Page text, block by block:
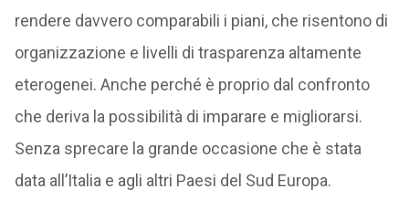
rendere davvero comparabili i piani, che risentono di
organizzazione e livelli di trasparenza altamente
eterogenei. Anche perché è proprio dal confronto
che deriva la possibilità di imparare e migliorarsi.
Senza sprecare la grande occasione che è stata
data all’Italia e agli altri Paesi del Sud Europa.